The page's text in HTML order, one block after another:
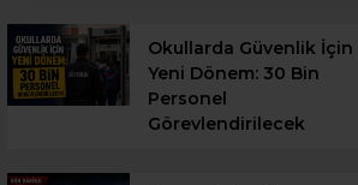
Okullarda Güvenlik İçin
Yeni Dönem: 30 Bin
Personel
Görevlendirilecek